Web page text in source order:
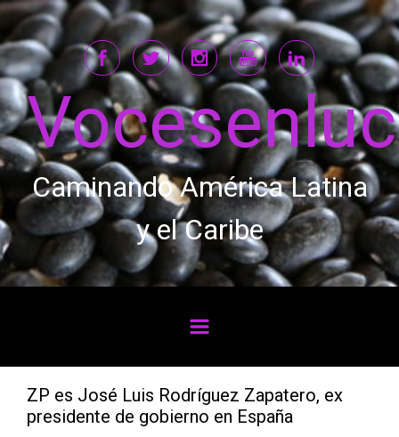
Saltar al contenido principal
Caminando América Latina
y el Caribe
ZP es José Luis Rodríguez Zapatero, ex
presidente de gobierno en España